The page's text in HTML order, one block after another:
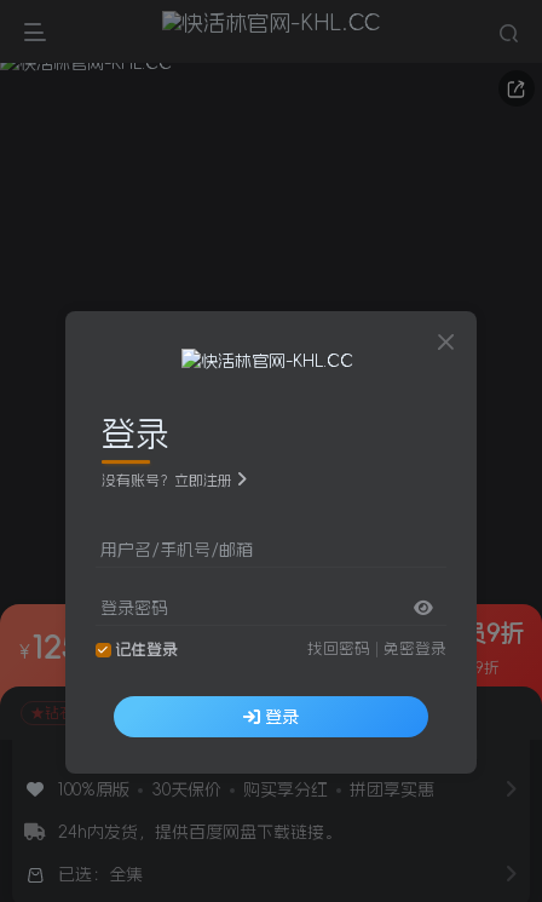
★视频+套图★4K★
¥125 团购价 ¥65.00 省¥60.00
★钻石会员9折
钻石VIP购买9折
★钻石会员9折
视频画质 视频大小/时长 视频水印 套图画质
100%原版 30天保价 购买享分红 拼团享实惠
24h内发货，提供百度网盘下载链接。
已选：全集
登录
没有账号？立即注册
用户名/手机号/邮箱
登录密码
记住登录 找回密码 免密登录
登录